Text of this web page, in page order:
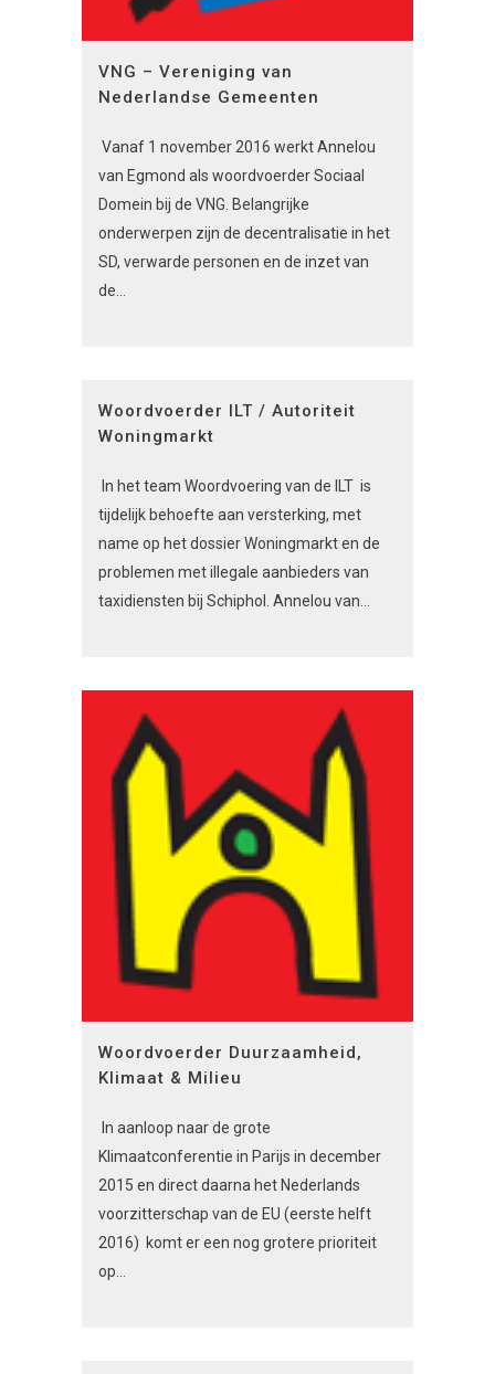
VNG – Vereniging van
Nederlandse Gemeenten
Vanaf 1 november 2016 werkt Annelou
van Egmond als woordvoerder Sociaal
Domein bij de VNG. Belangrijke
onderwerpen zijn de decentralisatie in het
SD, verwarde personen en de inzet van
de...
Woordvoerder ILT / Autoriteit
Woningmarkt
In het team Woordvoering van de ILT is
tijdelijk behoefte aan versterking, met
name op het dossier Woningmarkt en de
problemen met illegale aanbieders van
taxidiensten bij Schiphol. Annelou van...
Woordvoerder Duurzaamheid,
Klimaat & Milieu
In aanloop naar de grote
Klimaatconferentie in Parijs in december
2015 en direct daarna het Nederlands
voorzitterschap van de EU (eerste helft
2016) komt er een nog grotere prioriteit
op...